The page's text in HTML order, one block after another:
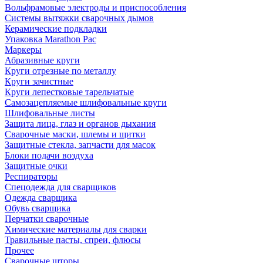
Вольфрамовые электроды и приспособления
Системы вытяжки сварочных дымов
Керамические подкладки
Упаковка Marathon Pac
Маркеры
Абразивные круги
Круги отрезные по металлу
Круги зачистные
Круги лепестковые тарельчатые
Самозацепляемые шлифовальные круги
Шлифовальные листы
Защита лица, глаз и органов дыхания
Сварочные маски, шлемы и щитки
Защитные стекла, запчасти для масок
Блоки подачи воздуха
Защитные очки
Респираторы
Спецодежда для сварщиков
Одежда сварщика
Обувь сварщика
Перчатки сварочные
Химические материалы для сварки
Травильные пасты, спреи, флюсы
Прочее
Сварочные шторы